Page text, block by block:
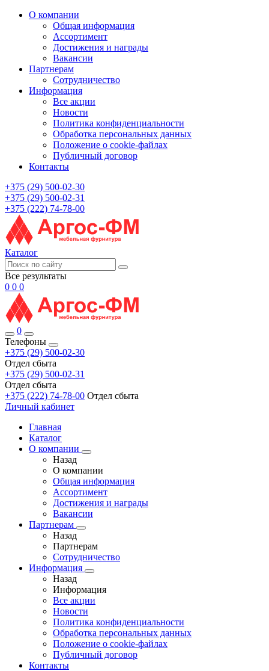
О компании
Общая информация
Ассортимент
Достижения и награды
Вакансии
Партнерам
Сотрудничество
Информация
Все акции
Новости
Политика конфиденциальности
Обработка персональных данных
Положение о cookie-файлах
Публичный договор
Контакты
+375 (29) 500-02-30
+375 (29) 500-02-31
+375 (222) 74-78-00
Каталог
Все результаты
0 0 0
0
Телефоны
+375 (29) 500-02-30
Отдел сбыта
+375 (29) 500-02-31
Отдел сбыта
+375 (222) 74-78-00 Отдел сбыта
Личный кабинет
Главная
Каталог
О компании
Назад
О компании
Общая информация
Ассортимент
Достижения и награды
Вакансии
Партнерам
Назад
Партнерам
Сотрудничество
Информация
Назад
Информация
Все акции
Новости
Политика конфиденциальности
Обработка персональных данных
Положение о cookie-файлах
Публичный договор
Контакты